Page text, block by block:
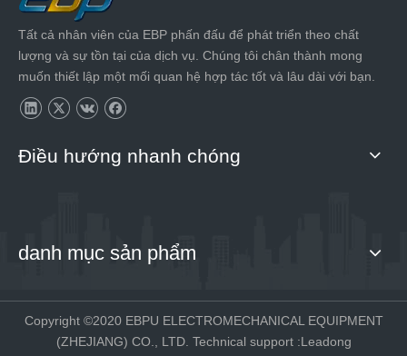
Tất cả nhân viên của EBP phấn đấu để phát triển theo chất
lượng và sự tồn tại của dịch vụ. Chúng tôi chân thành mong
muốn thiết lập một mối quan hệ hợp tác tốt và lâu dài với bạn.
Điều hướng nhanh chóng
danh mục sản phẩm
Copyright ©2020 EBPU ELECTROMECHANICAL EQUIPMENT
(ZHEJIANG) CO., LTD. Technical support :Leadong